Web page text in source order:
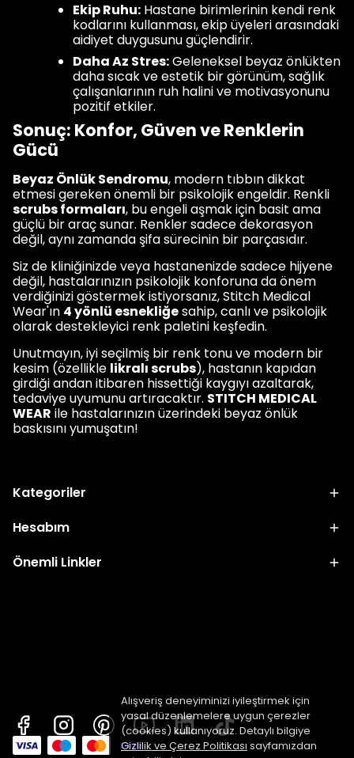
Alışveriş deneyiminizi iyileştirmek için
yasal düzenlemelere uygun çerezler
(cookies) kullanıyoruz. Detaylı bilgiye
Gizlilik ve Çerez Politikası sayfamızdan
Ekip Ruhu: Hastane birimlerinin kendi renk
kodlarını kullanması, ekip üyeleri arasındaki
aidiyet duygusunu güçlendirir.
Daha Az Stres:Geleneksel beyaz önlükten
daha sıcak ve estetik bir görünüm, sağlık
çalışanlarının ruh halini ve motivasyonunu
pozitif etkiler.
Sonuç: Konfor, Güven ve Renklerin
Gücü
Beyaz Önlük Sendromu, modern tıbbın dikkat
etmesi gereken önemli bir psikolojik engeldir. Renkli
scrubs formaları, bu engeli aşmak için basit ama
güçlü bir araç sunar. Renkler sadece dekorasyon
değil, aynı zamanda şifa sürecinin bir parçasıdır.
Siz de kliniğinizde veya hastanenizde sadece hijyene
değil, hastalarınızın psikolojik konforuna da önem
verdiğinizi göstermek istiyorsanız, Stitch Medical
Wear'ın 4 yönlü esnekliğesahip, canlı ve psikolojik
olarak destekleyici renk paletini keşfedin.
Unutmayın, iyi seçilmiş bir renk tonu ve modern bir
kesim (özellikle likralı scrubs), hastanın kapıdan
girdiği andan itibaren hissettiği kaygıyı azaltarak,
tedaviye uyumunu artıracaktır. STITCH MEDICAL
WEAR ile hastalarınızın üzerindeki beyaz önlük
baskısını yumuşatın!
Kategoriler
Hesabım
Önemli Linkler